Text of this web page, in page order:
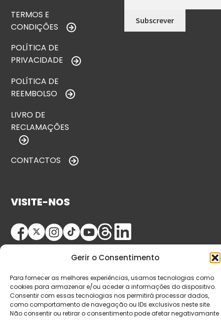
Gerir o Consentimento
Para fornecer as melhores experiências, usamos tecnologias como
cookies para armazenar e/ou aceder a informações do dispositivo.
Consentir com essas tecnologias nos permitirá processar dados,
como comportamento de navegação ou IDs exclusivos neste site.
Não consentir ou retirar o consentimento pode afetar negativamante
TERMOS E
CONDIÇÕES
POLÍTICA DE
PRIVACIDADE
POLÍTICA DE
REEMBOLSO
LIVRO DE
RECLAMAÇÕES
CONTACTOS
VISITE-NOS
© Copyright 2026 Saída de Emergência. Todos os
direitos reservados.